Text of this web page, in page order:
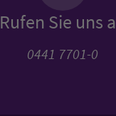
Rufen Sie uns
0441 7701-0